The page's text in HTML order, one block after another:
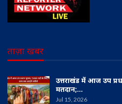
ताज़ा खबर
उत्तराखंड में आज उप
मतदान;…
Jul 15, 2026